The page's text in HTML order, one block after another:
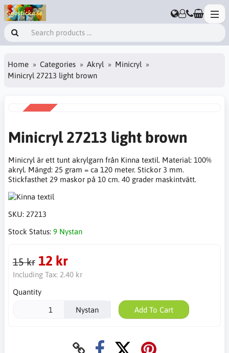
Home Categories Akryl
Minicryl
Minicryl 27213 light brown
Minicryl 27213 light brown
Minicryl är ett tunt akrylgarn från Kinna textil. Material: 100%
akryl. Mängd: 25 gram = ca 120 meter. Stickor 3 mm.
Stickfasthet 29 maskor på 10 cm. 40 grader maskintvätt.
SKU: 27213
Stock Status: 9 Nystan
15 kr 12 kr
Including Tax: 2.40 kr
Quantity
Nystan Add To Cart